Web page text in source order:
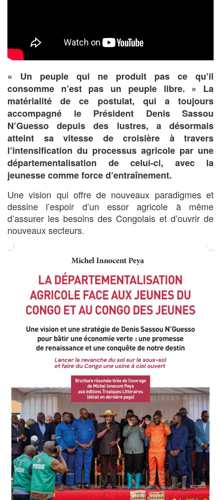
« Un peuple qui ne produit pas ce qu’il
consomme n’est pas un peuple libre. » La
matérialité de ce postulat, qui a toujours
accompagné le Président Denis Sassou
N’Guesso depuis des lustres, a désormais
atteint sa vitesse de croisière à travers
l’intensification du processus agricole par une
départementalisation de celui-ci, avec la
jeunesse comme force d’entraînement.
Une vision qui offre de nouveaux paradigmes et
dessine l’espoir d’un essor agricole à même
d’assurer les besoins des Congolais et d’ouvrir de
nouveaux secteurs.